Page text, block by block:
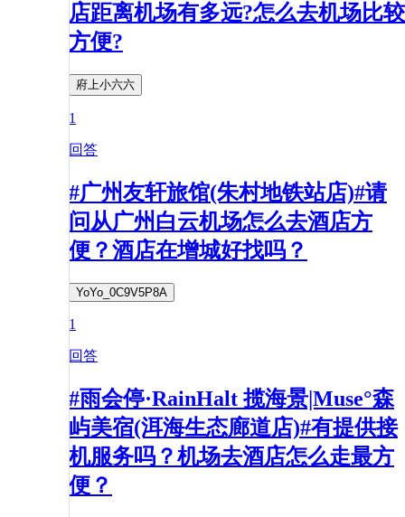
店距离机场有多远?怎么去机场比较
方便?
府上小六六
1
回答
#广州友轩旅馆(朱村地铁站店)#请
问从广州白云机场怎么去酒店方
便？酒店在增城好找吗？
YoYo_0C9V5P8A
1
回答
#雨会停·RainHalt 揽海景|Muse°森
屿美宿(洱海生态廊道店)#有提供接
机服务吗？机场去酒店怎么走最方
便？